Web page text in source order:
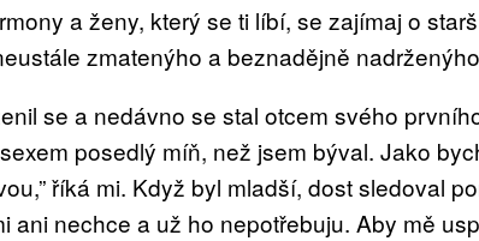
a ženy, který se ti líbí, se zajímaj o
zmatenýho a beznadějně
se a nedávno se stal otcem svého
posedlý míň, než jsem býval. Jako
říká mi. Když byl mladší, dost sledoval
ani nechce a už ho nepotřebuju. Aby mě